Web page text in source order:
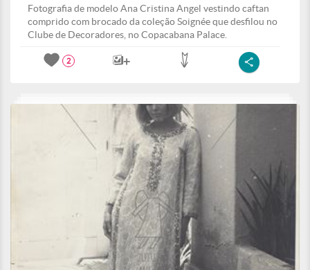
Fotografia de modelo Ana Cristina Angel vestindo caftan
comprido com brocado da coleção Soignée que desfilou no
Clube de Decoradores, no Copacabana Palace.
2